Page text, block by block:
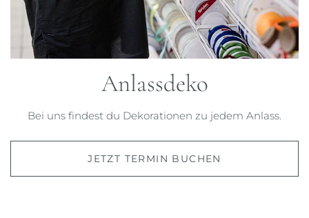
Anlassdeko
Bei uns findest du Dekorationen zu jedem Anlass.
JETZT TERMIN BUCHEN